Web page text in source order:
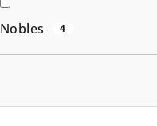
Nobles 4